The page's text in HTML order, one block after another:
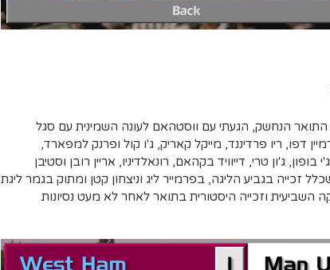
הנחשק, הגעתי עם ווסטהאם לעונה השמינית עם סגל
דפו, ריו פרדיננד, מייקל קאריק, ג'ו קול ופרנק למפארד,
ג'ון טרי, דייוויד בקהאם, רונאלדיניו, אריין רובן וסטיבן
זכייה בגביע הליגה, בפרמייר ליג וניצחון קטן ומתוק בגמר ליגת
דפו בדקה השביעית וזכייה היסטורית בתואר לאחר לא מעט נסיונות